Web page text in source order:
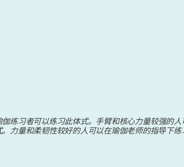
练习者可以练习此体式。手臂和核心力量较强的
力量和柔韧性较好的人可以在瑜伽老师的指导下练